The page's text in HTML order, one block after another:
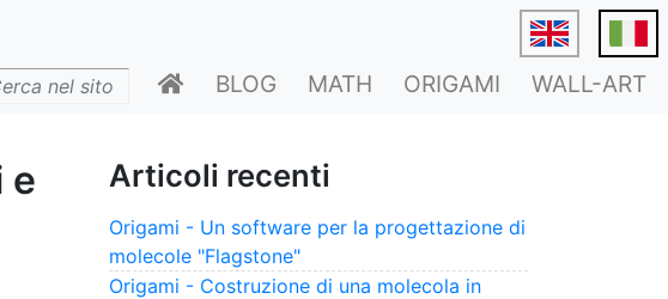
Type 2 or
for results.
Type 2 or
for results.
BLOG MATH ORIGAMI WALL-ART
e
Articoli recenti
Origami - Un software per la progettazione di
molecole "Flagstone"
Origami - Costruzione di una molecola in